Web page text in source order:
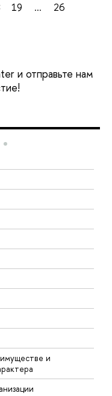
19 ... 26
и отправьте нам
и